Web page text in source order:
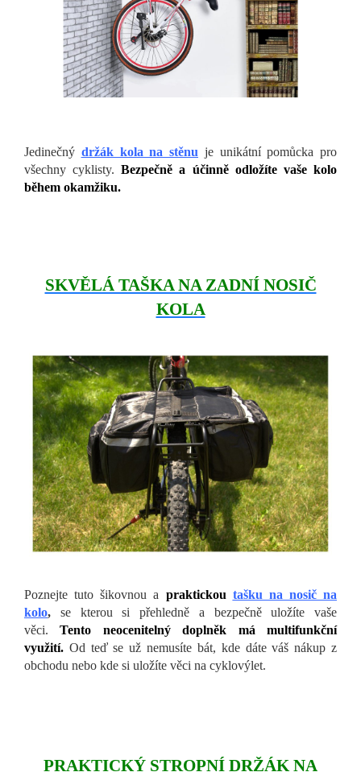
Jedinečný držák kola na stěnu je unikátní pomůcka pro
všechny cyklisty.Bezpečně a účinně odložíte vaše kolo
během okamžiku.
SKVĚLÁ TAŠKA NA ZADNÍ NOSIČ
KOLA
Poznejte tuto šikovnou a praktickou tašku na nosič na
kolo, se kterou si přehledně a bezpečně uložíte vaše
věci.Tento neocenitelný doplněk má multifunkční
využití. Od teď se už nemusíte bát, kde dáte váš nákup z
obchodu nebo kde si uložíte věci na cyklovýlet.
PRAKTICKÝ STROPNÍ DRŽÁK NA